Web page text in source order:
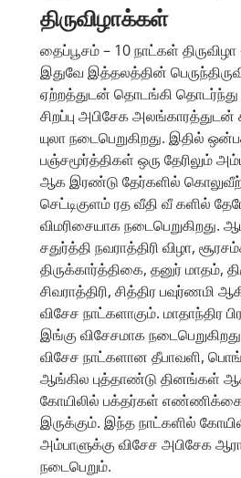
திருவிழாக்கள்
தைப்பூசம் – 10 நாட்கள்
இதுவே இத்தலத்தின்
ஏற்றத்துடன் தொடங்கி தொடர்ந்து
சிறப்பு அபிசேக அலங்காரத்துடன்
யுலா நடைபெறுகிறது. இதில்
பஞ்சமூர்த்திகள் ஒரு தேரிலும்
ஆக இரண்டு தேர்களில்
செட்டிகுளம் ரத வீதி வீ களில்
விமரிசையாக நடைபெறுகிறது.
சதுர்த்தி நவராத்திரி விழா,
திருக்கார்த்திகை, தனுர் மாதம்,
சிவராத்திரி, சித்திர
விசேச நாட்களாகும். மாதாந்திர
இங்கு விசேசமாக
விசேச நாட்களான தீபாவளி,
ஆங்கில புத்தாண்டு தினங்கள்
கோயிலில் பக்தர்கள் எண்ணிக்கை
இருக்கும். இந்த நாட்களில்
அம்பாளுக்கு விசேச அபிசேக
நடைபெறும்.